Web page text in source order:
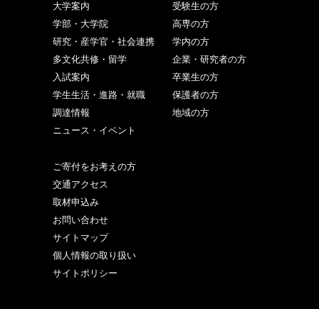
大学案内
学部・大学院
研究・産学官・社会連携
多文化共修・留学
入試案内
学生生活・進路・就職
調達情報
ニュース・イベント
受験生の方
高専の方
学内の方
企業・研究者の方
卒業生の方
保護者の方
地域の方
ご寄付をお考えの方
交通アクセス
取材申込み
お問い合わせ
サイトマップ
個人情報の取り扱い
サイトポリシー